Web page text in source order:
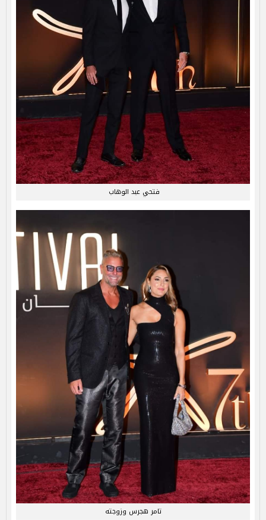
فتحي عبد الوهاب
تامر هجرس وزوجته